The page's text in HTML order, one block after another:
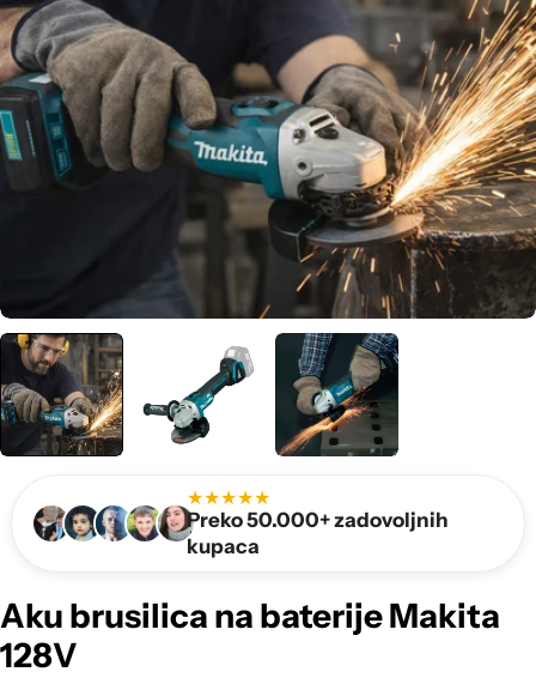
★★★★★
Preko 50.000+ zadovoljnih
kupaca
Aku brusilica na baterije Makita
128V